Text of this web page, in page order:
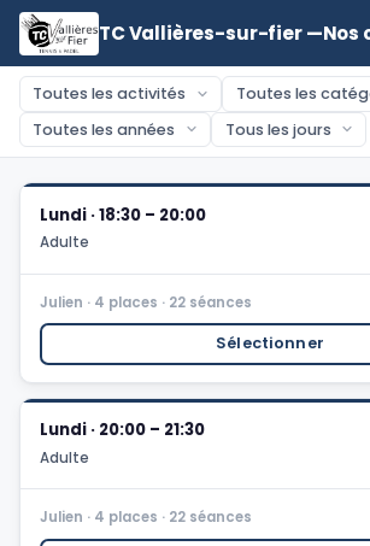
TC Vallières-sur-fier —Nos
Lundi · 18:30 – 20:00
Adulte
Julien · 4 places · 22 séances
Sélectionner
Lundi · 20:00 – 21:30
Adulte
Julien · 4 places · 22 séances